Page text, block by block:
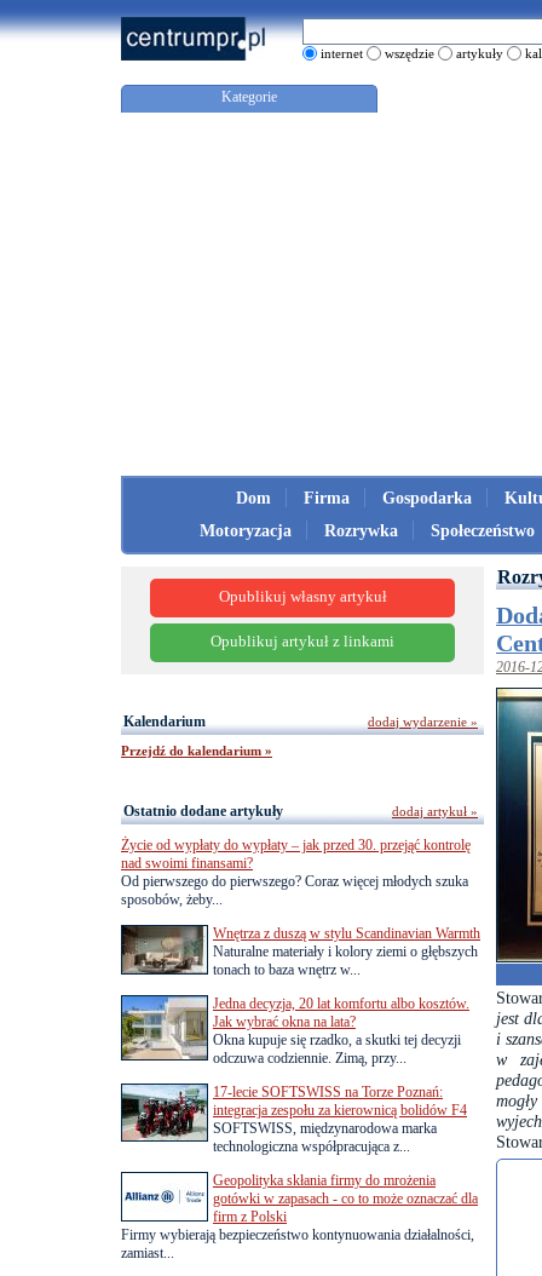
internet wszędzie artykuły
Kategorie
Dom Firma Gospodarka
Motoryzacja
Rozrywka Społeczeństwo
2016-
jest
i
w
Opublikuj własny artykuł
Opublikuj artykuł z linkami
Kalendarium
Przejdź do kalendarium »
dodaj wydarzenie »
Ostatnio dodane artykuły
Życie od wypłaty do wypłaty – jak przed 30. przejąć kontrolę
nad swoimi finansami?
Od pierwszego do pierwszego? Coraz więcej młodych szuka
sposobów, żeby...
Wnętrza z duszą w stylu Scandinavian Warmth
Naturalne materiały i kolory ziemi o głębszych
tonach to baza wnętrz w...
Jedna decyzja, 20 lat komfortu albo kosztów.
Jak wybrać okna na lata?
Okna kupuje się rzadko, a skutki tej decyzji
odczuwa codziennie. Zimą, przy...
17-lecie SOFTSWISS na Torze Poznań:
integracja zespołu za kierownicą bolidów F4
SOFTSWISS, międzynarodowa marka
technologiczna współpracująca z...
Geopolityka skłania firmy do mrożenia
gotówki w zapasach - co to może oznaczać dla
firm z Polski
Firmy wybierają bezpieczeństwo kontynuowania działalności,
zamiast...
dodaj artykuł »